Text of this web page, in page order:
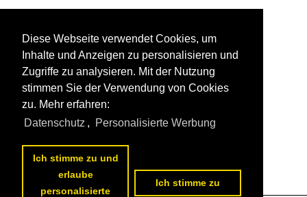
Diese Webseite verwendet Cookies, um
Inhalte und Anzeigen zu personalisieren und
Zugriffe zu analysieren. Mit der Nutzung
stimmen Sie der Verwendung von Cookies
zu. Mehr erfahren:
Datenschutz , Personalisierte Werbung
Ich stimme zu und
erlaube
personalisierte
Ich stimme zu